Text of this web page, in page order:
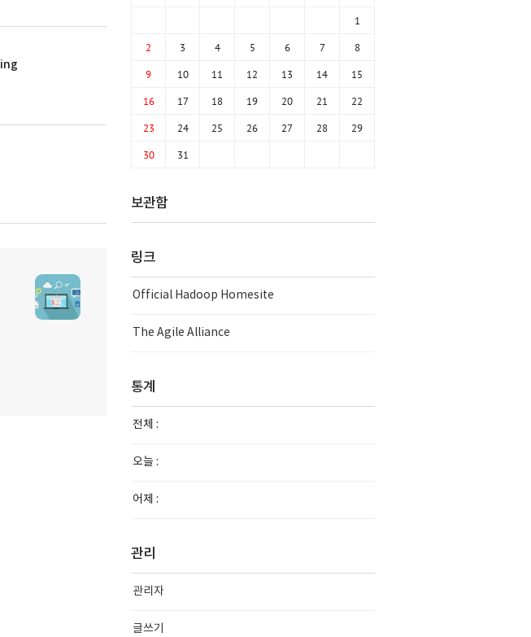
1
2 3 4 5 6 7 8
9 10 11 12 13 14 15
16 17 18 19 20 21 22
23 24 25 26 27 28 29
30 31
보관함
링크
Official Hadoop Homesite
The Agile Alliance
통계
전체 :
오늘 :
어제 :
관리
관리자
글쓰기